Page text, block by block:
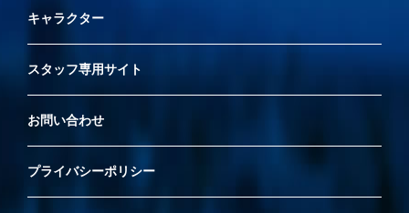
キャラクター
スタッフ専用サイト
お問い合わせ
プライバシーポリシー